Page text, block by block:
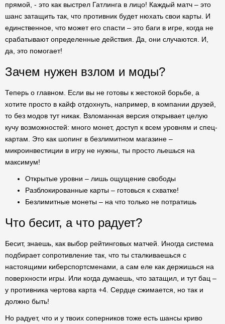
прямой, - это как выстрел Гатлинга в лицо! Каждый матч – это
шанс затащить так, что противник будет нюхать свои карты. И
единственное, что может его спасти – это баги в игре, когда не
срабатывают определенные действия. Да, они случаются. И,
да, это помогает!
Зачем нужен взлом и моды?
Теперь о главном. Если вы не готовы к жестокой борьбе, а
хотите просто в кайф отдохнуть, например, в компании друзей,
то без модов тут никак. Взломанная версия открывает целую
кучу возможностей: много монет, доступ к всем уровням и спец-
картам. Это как шопинг в безлимитном магазине –
микроинвестиции в игру не нужны, ты просто льешься на
максимум!
Открытые уровни – лишь ощущение свободы
Разблокированные карты – готовься к схватке!
Безлимитные монеты – на что только не потратишь
Что бесит, а что радует?
Бесит, знаешь, как выбор рейтинговых матчей. Иногда система
подбирает сопротивление так, что ты сталкиваешься с
настоящими киберспортсменами, а сам еле как держишься на
поверхности игры. Или когда думаешь, что затащил, и тут бац –
у противника чертова карта +4. Сердце сжимается, но так и
должно быть!
Но радует, что и у твоих соперников тоже есть шансы криво